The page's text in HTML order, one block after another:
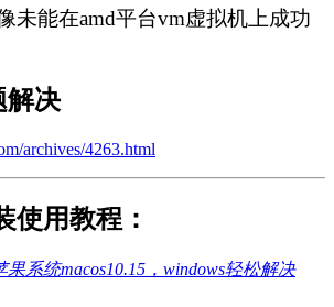
未能在amd平台vm虚拟机上成功
解决
archives/4263.html
使用教程：
系统macos10.15，windows轻松解决